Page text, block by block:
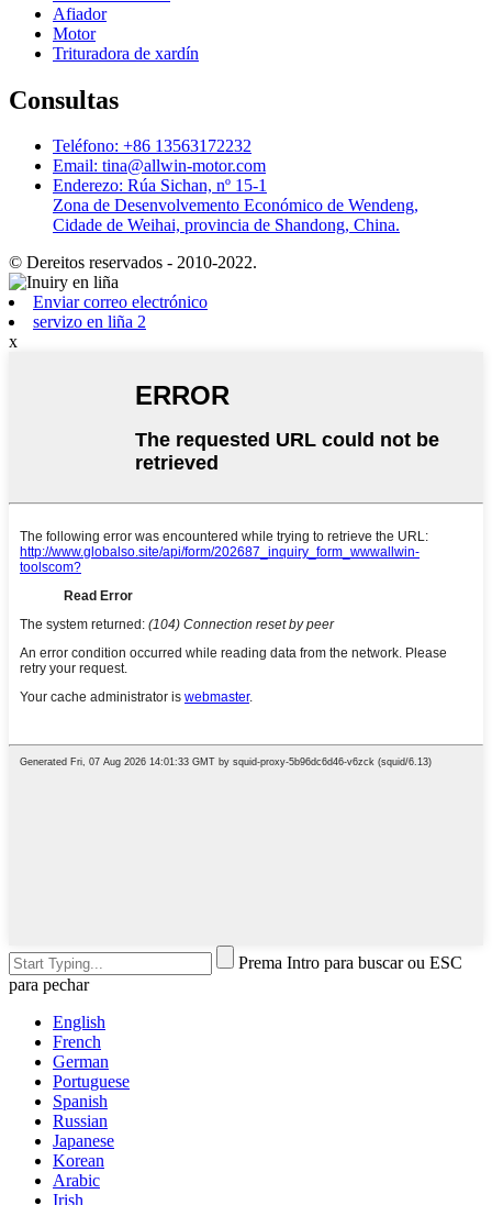
Afiador
Motor
Trituradora de xardín
Consultas
Teléfono: +86 13563172232
Email: tina@allwin-motor.com
Enderezo: Rúa Sichan, nº 15-1
Zona de Desenvolvemento Económico de Wendeng,
Cidade de Weihai, provincia de Shandong, China.
© Dereitos reservados - 2010-2022.
Enviar correo electrónico
servizo en liña 2
x
Prema Intro para buscar ou ESC
para pechar
English
French
German
Portuguese
Spanish
Russian
Japanese
Korean
Arabic
Irish